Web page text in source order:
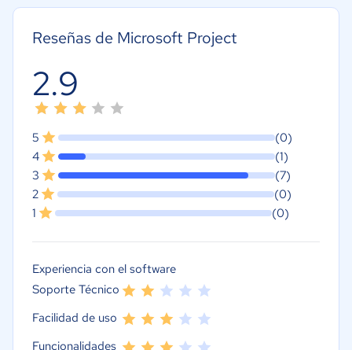
Reseñas de Microsoft Project
2.9
5
(0)
4
(1)
3
(7)
2
(0)
1
(0)
Experiencia con el software
Soporte Técnico
Facilidad de uso
Funcionalidades